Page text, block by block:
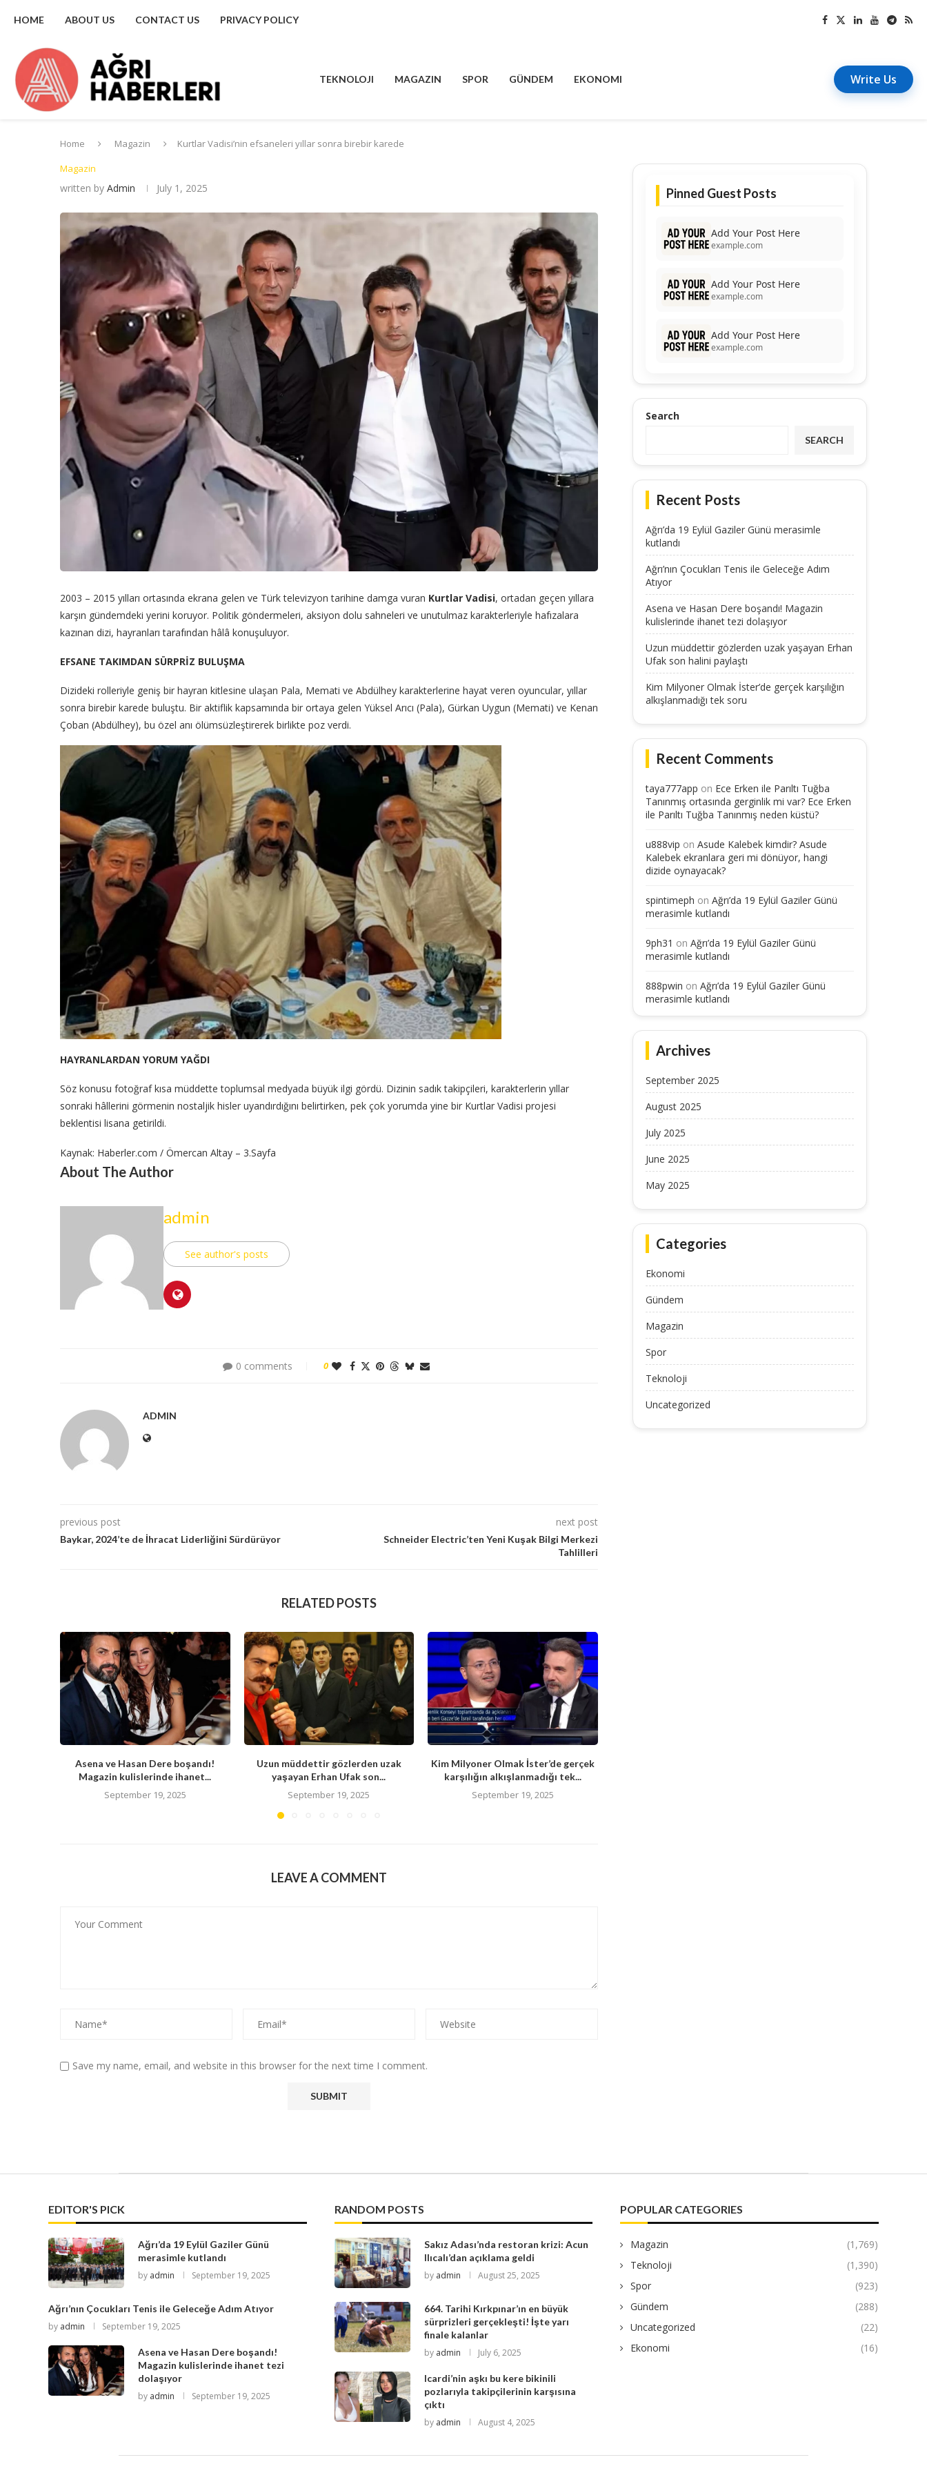
HOME ABOUT US CONTACT US PRIVACY POLICY
TEKNOLOJI MAGAZIN SPOR GÜNDEM EKONOMI Write Us
Home Magazin
Kurtlar Vadisi’nin efsaneleri yıllar sonra birebir karede
Magazin
written by Admin July 1, 2025
2003 – 2015 yılları ortasında ekrana gelen ve Türk televizyon tarihine damga vuran Kurtlar Vadisi, ortadan geçen yıllara
karşın gündemdeki yerini koruyor. Politik göndermeleri, aksiyon dolu sahneleri ve unutulmaz karakterleriyle hafızalara
kazınan dizi, hayranları tarafından hâlâ konuşuluyor.
EFSANE TAKIMDAN SÜRPRİZ BULUŞMA
Dizideki rolleriyle geniş bir hayran kitlesine ulaşan Pala, Memati ve Abdülhey karakterlerine hayat veren oyuncular, yıllar
sonra birebir karede buluştu. Bir aktiflik kapsamında bir ortaya gelen Yüksel Arıcı (Pala), Gürkan Uygun (Memati) ve Kenan
Çoban (Abdülhey), bu özel anı ölümsüzleştirerek birlikte poz verdi.
HAYRANLARDAN YORUM YAĞDI
Söz konusu fotoğraf kısa müddette toplumsal medyada büyük ilgi gördü. Dizinin sadık takipçileri, karakterlerin yıllar
sonraki hâllerini görmenin nostaljik hisler uyandırdığını belirtirken, pek çok yorumda yine bir Kurtlar Vadisi projesi
beklentisi lisana getirildi.
Kaynak: Haberler.com / Ömercan Altay – 3.Sayfa
About The Author
admin
See author's posts
0 comments 0
ADMIN
previous post
Baykar, 2024’te de İhracat Liderliğini Sürdürüyor
next post
Schneider Electric’ten Yeni Kuşak Bilgi Merkezi
Tahlilleri
RELATED POSTS
Asena ve Hasan Dere boşandı!
Magazin kulislerinde ihanet...
September 19, 2025
Uzun müddettir gözlerden uzak
yaşayan Erhan Ufak son...
September 19, 2025
Kim Milyoner Olmak İster’de gerçek
karşılığın alkışlanmadığı tek...
September 19, 2025
LEAVE A COMMENT
Save my name, email, and website in this browser for the next time I comment.
Pinned Guest Posts
Add Your Post Here
example.com
Add Your Post Here
example.com
Add Your Post Here
example.com
Search
SEARCH
Recent Posts
Ağrı’da 19 Eylül Gaziler Günü merasimle
kutlandı
Ağrı’nın Çocukları Tenis ile Geleceğe Adım
Atıyor
Asena ve Hasan Dere boşandı! Magazin
kulislerinde ihanet tezi dolaşıyor
Uzun müddettir gözlerden uzak yaşayan Erhan
Ufak son halini paylaştı
Kim Milyoner Olmak İster’de gerçek karşılığın
alkışlanmadığı tek soru
Recent Comments
taya777app on Ece Erken ile Parıltı Tuğba
Tanınmış ortasında gerginlik mi var? Ece Erken
ile Parıltı Tuğba Tanınmış neden küstü?
u888vip on Asude Kalebek kimdir? Asude
Kalebek ekranlara geri mi dönüyor, hangi
dizide oynayacak?
spintimeph on Ağrı’da 19 Eylül Gaziler Günü
merasimle kutlandı
9ph31 on Ağrı’da 19 Eylül Gaziler Günü
merasimle kutlandı
888pwin on Ağrı’da 19 Eylül Gaziler Günü
merasimle kutlandı
Archives
September 2025
August 2025
July 2025
June 2025
May 2025
Categories
Ekonomi
Gündem
Magazin
Spor
Teknoloji
Uncategorized
EDITOR'S PICK
Ağrı’da 19 Eylül Gaziler Günü
merasimle kutlandı
by admin September 19, 2025
Ağrı’nın Çocukları Tenis ile Geleceğe Adım Atıyor
by admin September 19, 2025
Asena ve Hasan Dere boşandı!
Magazin kulislerinde ihanet tezi
dolaşıyor
by admin September 19, 2025
RANDOM POSTS
Sakız Adası’nda restoran krizi: Acun
Ilıcalı’dan açıklama geldi
by admin August 25, 2025
664. Tarihi Kırkpınar’ın en büyük
sürprizleri gerçekleşti! İşte yarı
finale kalanlar
by admin July 6, 2025
Icardi’nin aşkı bu kere bikinili
pozlarıyla takipçilerinin karşısına
çıktı
by admin August 4, 2025
POPULAR CATEGORIES
Magazin
(1,769)
Teknoloji
(1,390)
Spor
(923)
Gündem
(288)
Uncategorized
(22)
Ekonomi
(16)